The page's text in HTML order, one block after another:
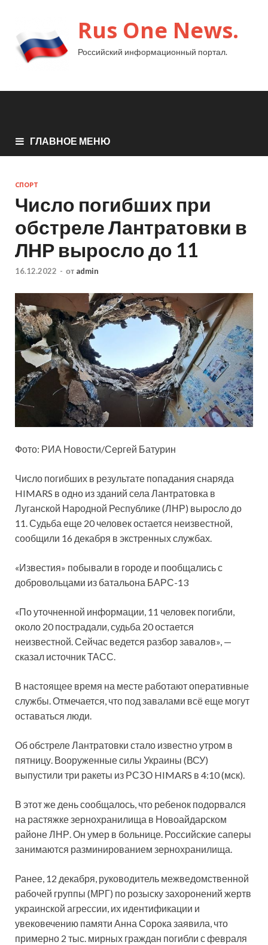
Rus One News.
Российский информационный портал.
ГЛАВНОЕ МЕНЮ
СПОРТ
Число погибших при
обстреле Лантратовки в
ЛНР выросло до 11
16.12.2022 - от admin
Фото: РИА Новости/Сергей Батурин
Число погибших в результате попадания снаряда
HIMARS в одно из зданий села Лантратовка в
Луганской Народной Республике (ЛНР) выросло до
11. Судьба еще 20 человек остается неизвестной,
сообщили 16 декабря в экстренных службах.
«Известия» побывали в городе и пообщались с
добровольцами из батальона БАРС-13
«По уточненной информации, 11 человек погибли,
около 20 пострадали, судьба 20 остается
неизвестной. Сейчас ведется разбор завалов», —
сказал источник ТАСС.
В настоящее время на месте работают оперативные
службы. Отмечается, что под завалами всё еще могут
оставаться люди.
Об обстреле Лантратовки стало известно утром в
пятницу. Вооруженные силы Украины (ВСУ)
выпустили три ракеты из РСЗО HIMARS в 4:10 (мск).
В этот же день сообщалось, что ребенок подорвался
на растяжке зернохранилища в Новоайдарском
районе ЛНР. Он умер в больнице. Российские саперы
занимаются разминированием зернохранилища.
Ранее, 12 декабря, руководитель межведомственной
рабочей группы (МРГ) по розыску захоронений жертв
украинской агрессии, их идентификации и
увековечению памяти Анна Сорока заявила, что
примерно 2 тыс. мирных граждан погибли с февраля